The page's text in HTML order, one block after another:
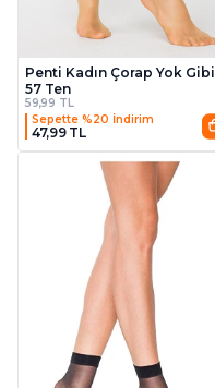
Penti Kadın Çorap Yok Gibi
57 Ten
59,99 TL
Sepette %20 İndirim
47,99 TL